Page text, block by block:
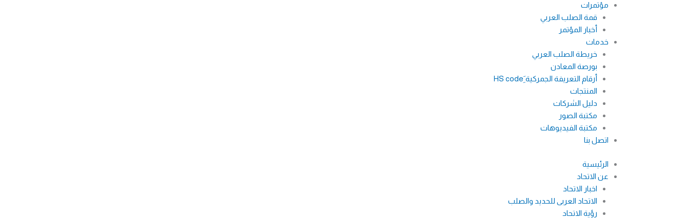
مؤتمرات
قمة الصلب العربي
أخبار المؤتمر
خدمات
خريطة الصلب العربي
بورصة المعادن
أرقام التعريفة الجمركية َِHS code
المنتجات
دليل الشركات
مكتبة الصور
مكتبة الفيديوهات
اتصل بنا
الرئيسية
عن الاتحاد
اخبار الاتحاد
الاتحاد العربى للحديد والصلب
رؤية الاتحاد